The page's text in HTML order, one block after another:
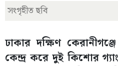
সংগৃহীত ছবি
ঢাকার দক্ষিণ
কেন্দ্র করে দুই কিশোর